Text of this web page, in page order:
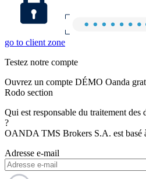
go to client zone
Testez notre compte
Ouvrez un compte DÉMO Oanda
Rodo section
Qui est responsable du traitement des
?
OANDA TMS Brokers S.A. est basé
Adresse e-mail